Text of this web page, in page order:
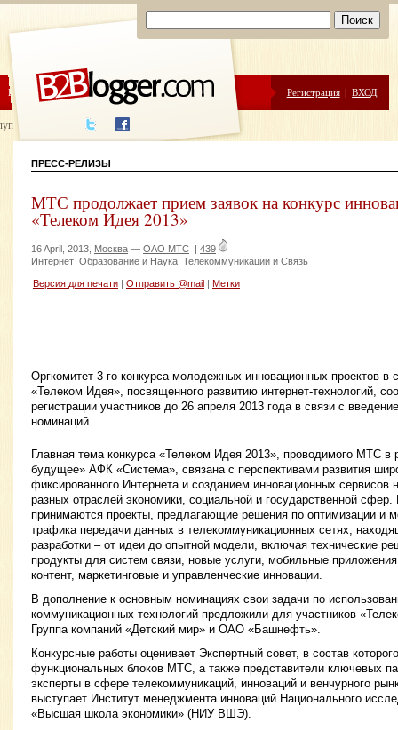
ЦЕНЫ ПОМОЩЬ Регистрация | ВХОД
написания
ПРЕСС-РЕЛИЗЫ
МТС продолжает прием заявок на конкурс
«Телеком Идея 2013»
16 April, 2013, Москва — ОАО МТС | 439
Интернет Образование и Наука Телекоммуникации и Связь
Версия для печати Отправить @mail Метки
Оргкомитет 3-го конкурса молодежных инновационных проектов в
«Телеком Идея», посвященного развитию интернет-технологий,
регистрации участников до 26 апреля 2013 года в связи с
номинаций.
Главная тема конкурса «Телеком Идея 2013», проводимого МТС
будущее» АФК «Система», связана с перспективами развития
фиксированного Интернета и созданием инновационных сервисов
разных отраслей экономики, социальной и государственной сфер.
принимаются проекты, предлагающие решения по оптимизации и
трафика передачи данных в телекоммуникационных сетях,
разработки – от идеи до опытной модели, включая технические
продукты для систем связи, новые услуги, мобильные
контент, маркетинговые и управленческие инновации.
В дополнение к основным номинациях свои задачи по
коммуникационных технологий предложили для участников
Группа компаний «Детский мир» и ОАО «Башнефть».
Конкурсные работы оценивает Экспертный совет, в состав
функциональных блоков МТС, а также представители ключевых
эксперты в сфере телекоммуникаций, инноваций и венчурного
выступает Институт менеджмента инноваций Национального
«Высшая школа экономики» (НИУ ВШЭ).